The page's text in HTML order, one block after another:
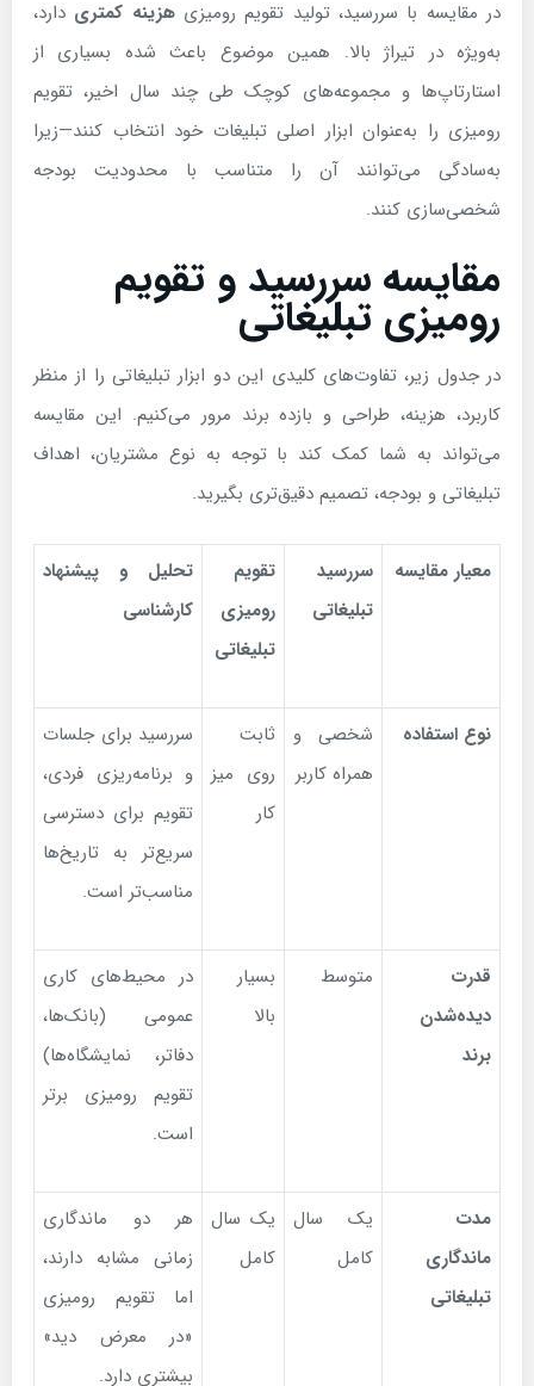
در مقایسه با سررسید، تولید تقویم رومیزیهزینه کمتری دارد،
به‌ویژه در تیراژ بالا. همین موضوع باعث شده بسیاری از
استارتاپ‌ها و مجموعه‌های کوچک طی چند سال اخیر، تقویم
رومیزی را به‌عنوان ابزار اصلی تبلیغات خود انتخاب کنند—زیرا
به‌سادگی می‌توانند آن را متناسب با محدودیت بودجه
شخصی‌سازی کنند.
مقایسه سررسید و تقویم
رومیزی تبلیغاتی
در جدول زیر، تفاوت‌های کلیدی این دو ابزار تبلیغاتی را از منظر
کاربرد، هزینه، طراحی و بازده برند مرور می‌کنیم. این مقایسه
می‌تواند به شما کمک کند با توجه به نوع مشتریان، اهداف
تبلیغاتی و بودجه، تصمیم دقیق‌تری بگیرید.
معیار مقایسه
سررسید
تبلیغاتی
تقویم
رومیزی
تبلیغاتی
تحلیل و پیشنهاد
کارشناسی
نوع استفاده
شخصی و
همراه کاربر
ثابت
روی میز
کار
سررسید برای جلسات
و برنامه‌ریزی فردی،
تقویم برای دسترسی
سریع‌تر به تاریخ‌ها
مناسب‌تر است.
قدرت
دیده‌شدن
برند
متوسط
بسیار
بالا
در محیط‌های کاری
عمومی (بانک‌ها،
دفاتر، نمایشگاه‌ها)
تقویم رومیزی برتر
است.
مدت
ماندگاری
تبلیغاتی
یک سال
کامل
یک سال
کامل
هر دو ماندگاری
زمانی مشابه دارند،
اما تقویم رومیزی
«در معرض دید»
بیشتری دارد.